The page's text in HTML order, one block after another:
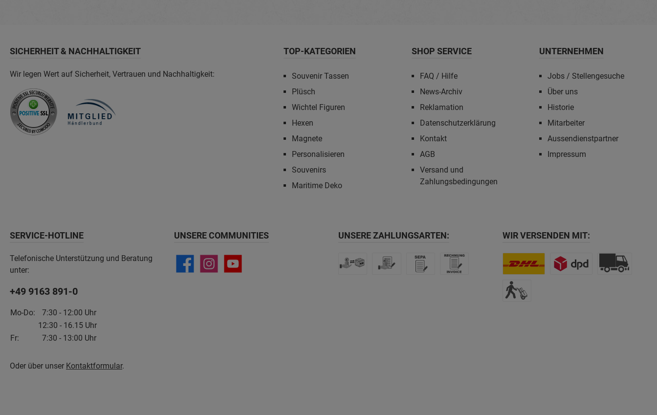
SICHERHEIT & NACHHALTIGKEIT
Wir legen Wert auf Sicherheit, Vertrauen und Nachhaltigkeit:
TOP-KATEGORIEN
Souvenir Tassen
Plüsch
Wichtel Figuren
Hexen
Magnete
Personalisieren
Souvenirs
Maritime Deko
SHOP SERVICE
FAQ / Hilfe
News-Archiv
Reklamation
Datenschutzerklärung
Kontakt
AGB
Versand und
Zahlungsbedingungen
UNTERNEHMEN
Jobs / Stellengesuche
Über uns
Historie
Mitarbeiter
Aussendienstpartner
Impressum
SERVICE-HOTLINE
Telefonische Unterstützung und Beratung
unter:
+49 9163 891-0
Mo-Do:
7:30 - 12:00 Uhr
12:30 - 16.15 Uhr
Fr:
7:30 - 13:00 Uhr
Oder über unser Kontaktformular.
UNSERE COMMUNITIES UNSERE ZAHLUNGSARTEN: WIR VERSENDEN MIT: